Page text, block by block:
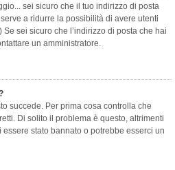
sei sicuro che il tuo indirizzo di posta
a ridurre la possibilità di avere utenti
sei sicuro che l’indirizzo di posta che hai
un amministratore.
succede. Per prima cosa controlla che
Di solito il problema è questo, altrimenti
stato bannato o potrebbe esserci un